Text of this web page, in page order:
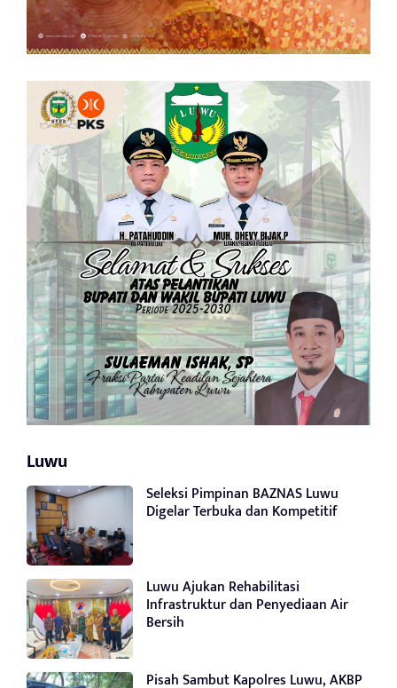
Luwu
Seleksi Pimpinan BAZNAS Luwu
Digelar Terbuka dan Kompetitif
Luwu Ajukan Rehabilitasi
Infrastruktur dan Penyediaan Air
Bersih
Pisah Sambut Kapolres Luwu, AKBP